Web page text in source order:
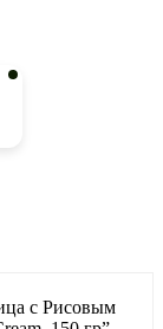
с Рисовым